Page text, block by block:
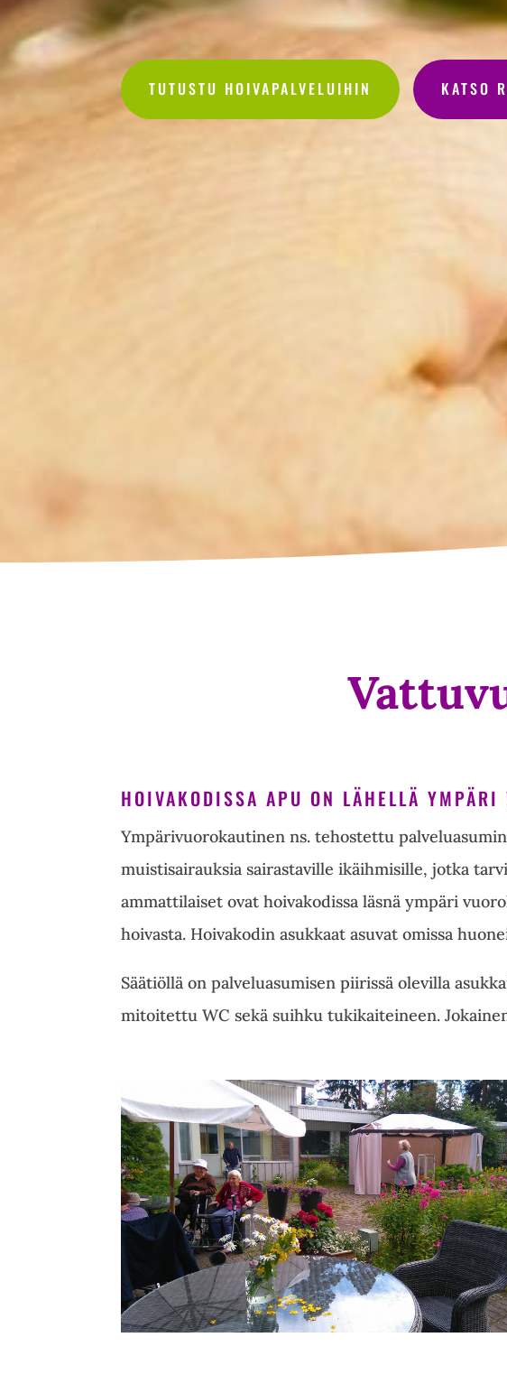
TUTUSTU HOIVAPALVELUIHIN KATSO
HOIVAKODISSA APU ON LÄHELLÄ YMPÄRI
Ympärivuorokautinen ns. tehostettu
muistisairauksia sairastaville ikäihmisille, jotka
ammattilaiset ovat hoivakodissa läsnä ympäri
hoivasta. Hoivakodin asukkaat asuvat omissa
Säätiöllä on palveluasumisen piirissä olevilla
mitoitettu WC sekä suihku tukikaiteineen.